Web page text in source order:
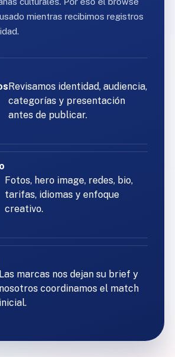
mientras recibimos registros
Revisamos identidad, audiencia,
categorías y presentación
antes de publicar.
Fotos, hero image, redes, bio,
tarifas, idiomas y enfoque
creativo.
Las marcas nos dejan su brief y
nosotros coordinamos el match
inicial.